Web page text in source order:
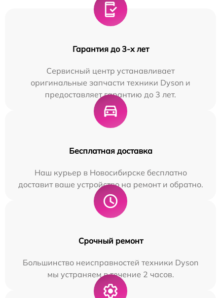
Гарантия до 3-х лет
Сервисный центр устанавливает
оригинальные запчасти техники Dyson и
предоставляет гарантию до 3 лет.
Бесплатная доставка
Наш курьер в Новосибирске бесплатно
доставит ваше устройство на ремонт и обратно.
Срочный ремонт
Большинство неисправностей техники Dyson
мы устраняем в течение 2 часов.